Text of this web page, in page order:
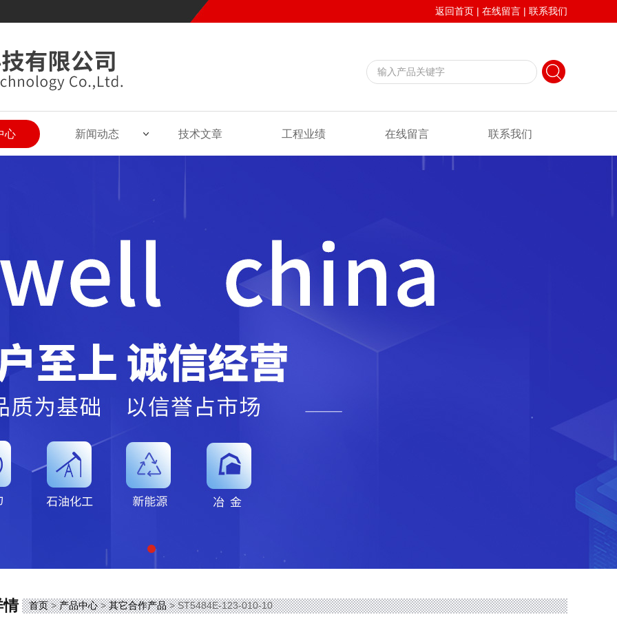
返回首页 | 在线留言 | 联系我们
心 新闻动态 技术文章 工程业绩 在线留言 联系我们
情 首页>产品中心>其它合作产品> ST5484E-123-010-10